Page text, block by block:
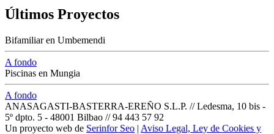
Últimos Proyectos
Bifamiliar en Umbemendi
A fondo
Piscinas en Mungia
A fondo
ANASAGASTI-BASTERRA-EREÑO S.L.P. // Ledesma, 10 bis -
5º dpto. 5 - 48001 Bilbao // 94 443 57 92
Un proyecto web de Serinfor Seo | Aviso Legal, Ley de Cookies y